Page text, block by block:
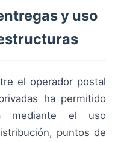
y uso
el operador postal
ha permitido
mediante el uso
puntos de